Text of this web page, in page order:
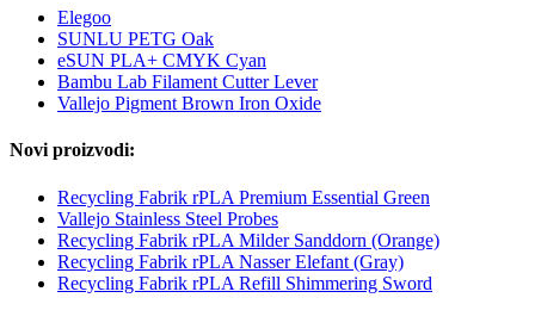
Elegoo
SUNLU PETG Oak
eSUN PLA+ CMYK Cyan
Bambu Lab Filament Cutter Lever
Vallejo Pigment Brown Iron Oxide
Novi proizvodi:
Recycling Fabrik rPLA Premium Essential Green
Vallejo Stainless Steel Probes
Recycling Fabrik rPLA Milder Sanddorn (Orange)
Recycling Fabrik rPLA Nasser Elefant (Gray)
Recycling Fabrik rPLA Refill Shimmering Sword